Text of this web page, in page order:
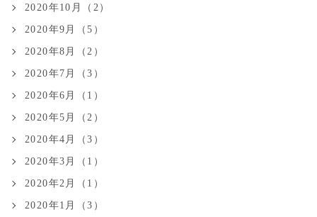
2020年10月（2）
2020年9月（5）
2020年8月（2）
2020年7月（3）
2020年6月（1）
2020年5月（2）
2020年4月（3）
2020年3月（1）
2020年2月（1）
2020年1月（3）